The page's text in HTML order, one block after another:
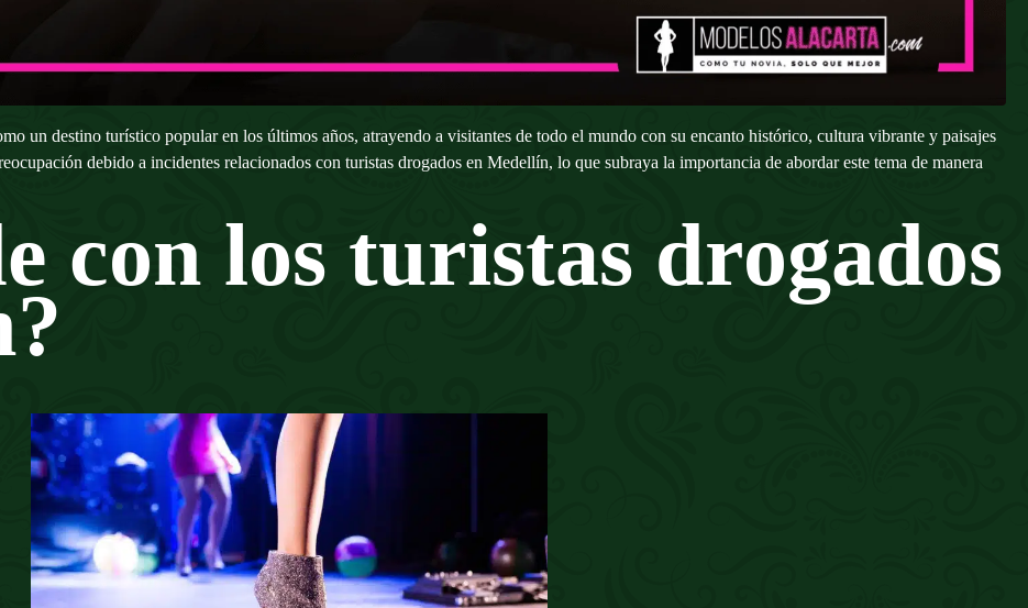
un destino turístico popular en los últimos años, atrayendo a visitantes de todo el mundo con su encanto histórico, cultura vibrante y paisajes
debido a incidentes relacionados con turistas drogados en Medellín, lo que subraya la importancia de abordar este tema de manera
con los turistas drogados